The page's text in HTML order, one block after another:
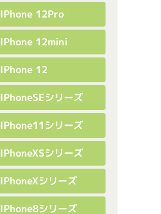
IPhone 12Pro
IPhone 12mini
IPhone 12
IPhoneSEシリーズ
IPhone11シリーズ
IPhoneXSシリーズ
IPhoneXシリーズ
IPhone8シリーズ